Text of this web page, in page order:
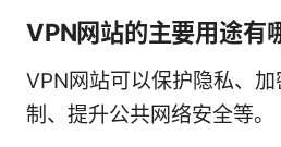
VPN网站的主要用途有
VPN网站可以保护隐私、
制、提升公共网络安全等。